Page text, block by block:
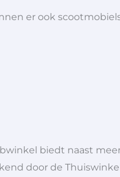
er ook
biedt naast
door de